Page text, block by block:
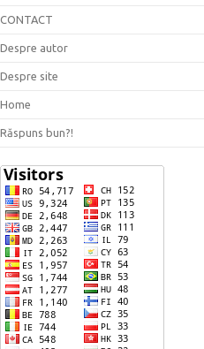
CONTACT
Despre autor
Despre site
Home
Răspuns bun?!